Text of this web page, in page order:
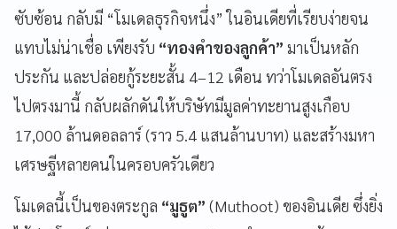
ซับซ้อน กลับมี “โมเดลธุรกิจหนึ่ง” ในอินเดียที่เรียบง่ายจน
แทบไม่น่าเชื่อ เพียงรับ “ทองคำของลูกค้า” มาเป็นหลัก
ประกัน และปล่อยกู้ระยะสั้น 4–12 เดือน ทว่าโมเดลอันตรง
ไปตรงมานี้ กลับผลักดันให้บริษัทมีมูลค่าทะยานสูงเกือบ
17,000 ล้านดอลลาร์ (ราว 5.4 แสนล้านบาท) และสร้างมหา
เศรษฐีหลายคนในครอบครัวเดียว
โมเดลนี้เป็นของตระกูล “มูธูต” (Muthoot) ของอินเดีย ซึ่งยิ่ง